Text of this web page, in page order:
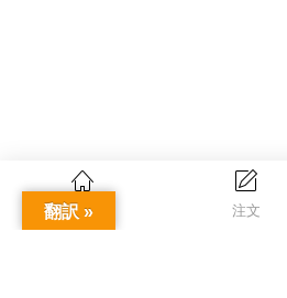
Home 注文
翻訳 »